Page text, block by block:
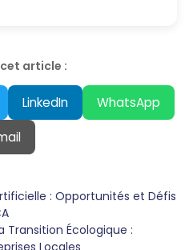
article :
LinkedIn WhatsApp
: Opportunités et Défis
Transition Écologique :
Locales